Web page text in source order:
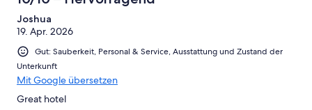
Okay
Schlecht
von
Ungenügend
Joshua
19. Apr. 2026
Gut: Sauberkeit, Personal & Service, Ausstattung und Zustand der
Unterkunft
Mit Google übersetzen
Great hotel